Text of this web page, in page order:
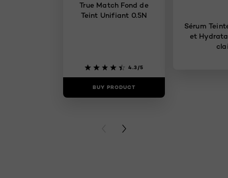
True Match Fond de
Teint Unifiant 0.5N
4.3/5
BUY PRODUCT
Sérum
et
PREVIOUS CARD
NEXT CARD